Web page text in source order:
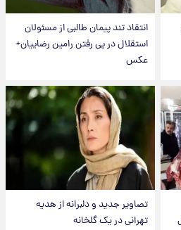
انتقاد تند پیمان طالبی از مسئولان
استقلال در پی رفتن رامین رضاییان+
عکس
تصاویر جدید و دلبرانه از هدیه
تهرانی در یک گلخانه